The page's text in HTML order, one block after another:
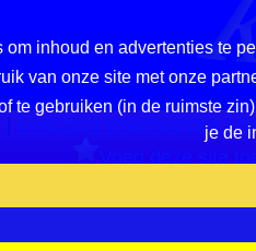
inhoud en advertenties te
van onze site met onze
te gebruiken (in de ruimste
je de
Overzicht onderwerpen /